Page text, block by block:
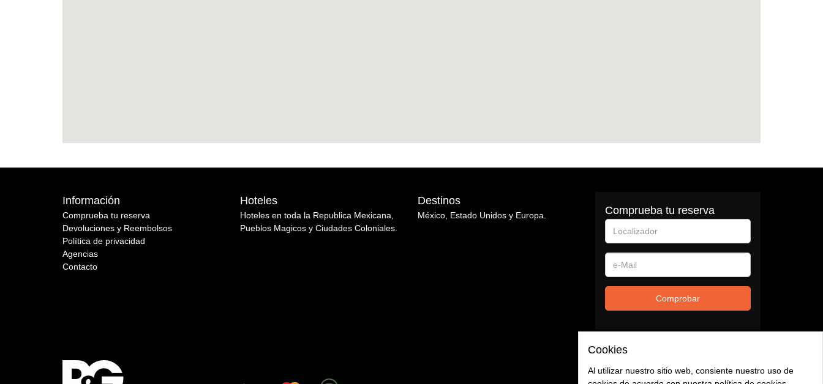
Información
Comprueba tu reserva
Devoluciones y Reembolsos
Política de privacidad
Agencias
Contacto
Hoteles
Hoteles en toda la Republica Mexicana,
Pueblos Magicos y Ciudades Coloniales.
Destinos
México, Estado Unidos y Europa. Comprueba tu reserva
Localizador
e-
Mail
Comprobar
Cookies
Al utilizar nuestro sitio web, consiente nuestro uso de